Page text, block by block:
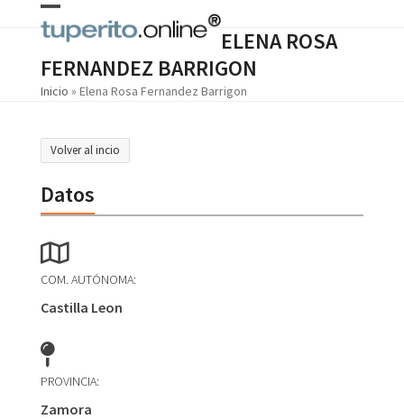
Open
mobile
menu
Close
mobile
menu
ELENA ROSA
FERNANDEZ BARRIGON
Inicio » Elena Rosa Fernandez Barrigon
Volver al incio
Datos
COM. AUTÓNOMA:
Castilla Leon
PROVINCIA:
Zamora